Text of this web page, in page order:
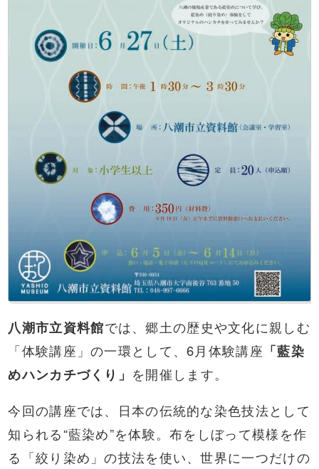
八潮市立資料館では、郷土の歴史や文化に親しむ
「体験講座」の一環として、6月体験講座 「藍染
めハンカチづくり」 を開催します。
今回の講座では、日本の伝統的な染色技法として
知られる“藍染め”を体験。布をしぼって模様を作
る「絞り染め」の技法を使い、世界に一つだけの